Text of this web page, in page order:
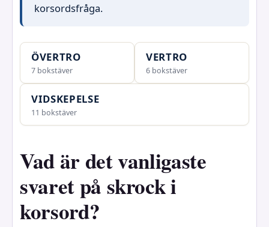
korsordsfråga.
ÖVERTRO
7 bokstäver
VERTRO
6 bokstäver
VIDSKEPELSE
11 bokstäver
Vad är det vanligaste
svaret på skrock i
korsord?